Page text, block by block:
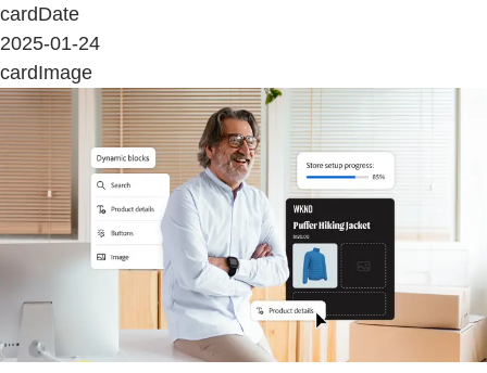
cardDate
2025-01-24
cardImage